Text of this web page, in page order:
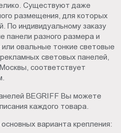
Существуют даже
размещения, для которых
По индивидуальному заказу
панели разного размера и
овальные тонкие световые
световых панелей,
соответствует
BEGRIFF Вы можете
каждого товара.
варианта крепления: